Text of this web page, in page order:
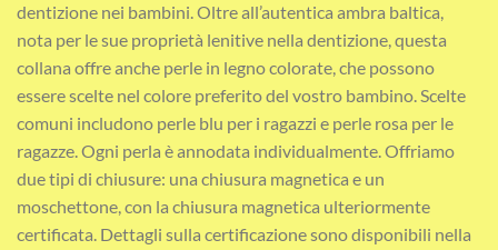
dentizione nei bambini. Oltre all’autentica ambra baltica,
nota per le sue proprietà lenitive nella dentizione, questa
collana offre anche perle in legno colorate, che possono
essere scelte nel colore preferito del vostro bambino. Scelte
comuni includono perle blu per i ragazzi e perle rosa per le
ragazze. Ogni perla è annodata individualmente. Offriamo
due tipi di chiusure: una chiusura magnetica e un
moschettone, con la chiusura magnetica ulteriormente
certificata. Dettagli sulla certificazione sono disponibili nella